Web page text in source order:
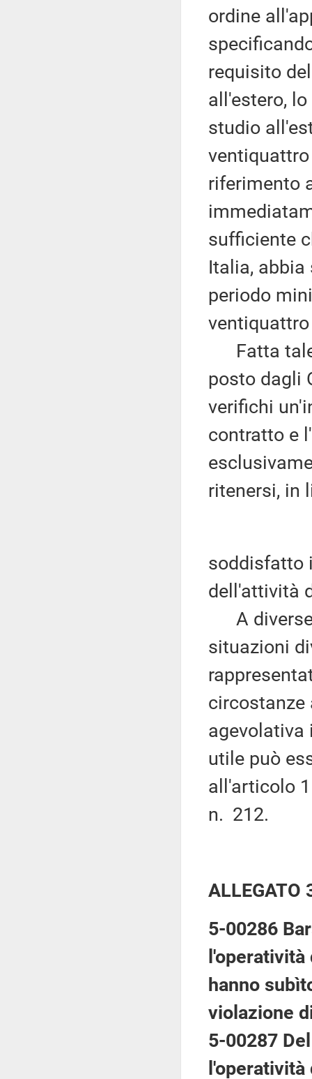
ordine
requisito
all'estero,
studio
riferimento
sufficiente
Italia,
periodo
Fatta tale
posto dagli
verifichi
contratto e
ritenersi, in
soddisfatto
dell'attività
A diverse
situazioni
circostanze
agevolativa
utile può
all'articolo
n. 212.
ALLEGATO
5-00286
hanno
violazione
5-00287